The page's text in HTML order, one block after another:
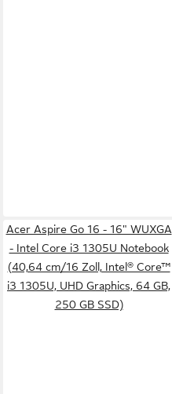
Acer Aspire Go 16 - 16" WUXGA
- Intel Core i3 1305U Notebook
(40,64 cm/16 Zoll, Intel® Core™
i3 1305U, UHD Graphics, 64 GB,
250 GB SSD)